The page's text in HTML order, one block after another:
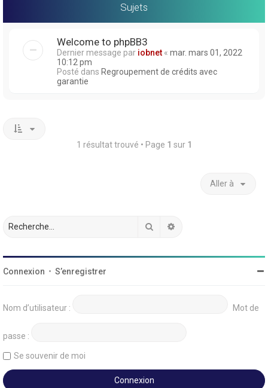
Sujets
Welcome to phpBB3
Dernier message par iobnet « mar. mars 01, 2022
10:12 pm
Posté dans Regroupement de crédits avec
garantie
1 résultat trouvé • Page 1 sur 1
Aller à
Rechercher
Connexion • S’enregistrer
Nom d’utilisateur : Mot de
passe :
Se souvenir de moi